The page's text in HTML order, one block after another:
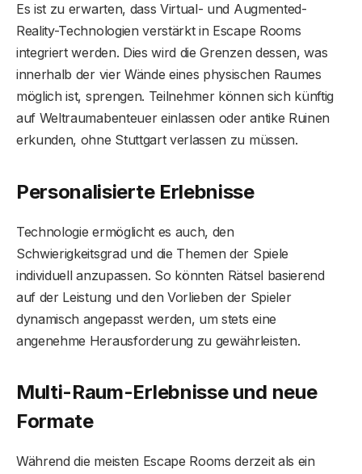
Es ist zu erwarten, dass Virtual- und Augmented-
Reality-Technologien verstärkt in Escape Rooms
integriert werden. Dies wird die Grenzen dessen, was
innerhalb der vier Wände eines physischen Raumes
möglich ist, sprengen. Teilnehmer können sich künftig
auf Weltraumabenteuer einlassen oder antike Ruinen
erkunden, ohne Stuttgart verlassen zu müssen.
Personalisierte Erlebnisse
Technologie ermöglicht es auch, den
Schwierigkeitsgrad und die Themen der Spiele
individuell anzupassen. So könnten Rätsel basierend
auf der Leistung und den Vorlieben der Spieler
dynamisch angepasst werden, um stets eine
angenehme Herausforderung zu gewährleisten.
Multi-Raum-Erlebnisse und neue
Formate
Während die meisten Escape Rooms derzeit als ein